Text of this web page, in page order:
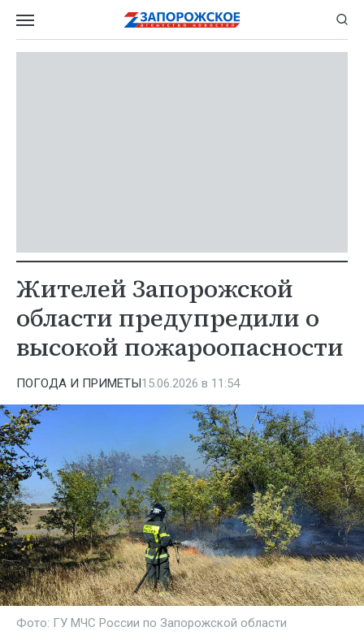
Жителей Запорожской
области предупредили о
высокой пожароопасности
ПОГОДА И ПРИМЕТЫ15.06.2026 в 11:54
Фото: ГУ МЧС России по Запорожской области